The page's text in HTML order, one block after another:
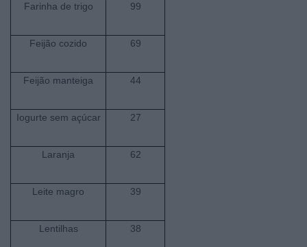
Farinha de trigo 99
Feijão cozido 69
Feijão manteiga 44
Iogurte sem açúcar 27
Laranja 62
Leite magro 39
Lentilhas 38